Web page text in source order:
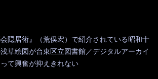
会隠居術』（荒俣宏）で紹介されている昭和十
草絵図が台東区立図書館／デジタルアーカイ
て興奮が抑えきれない